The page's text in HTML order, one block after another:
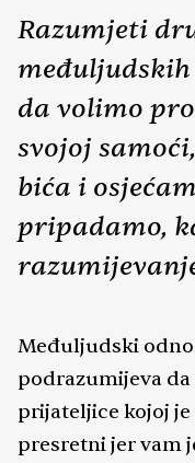
Razumjeti
međuljudskih
da volimo
svojoj
bića i
pripadamo,
Međuljudski
podrazumijeva
prijateljice kojoj je
presretni jer vam